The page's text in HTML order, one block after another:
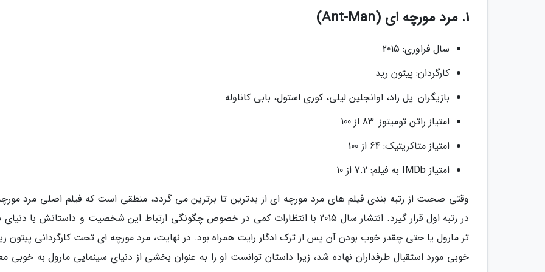
1. مرد مورچه ای (Ant-Man)
سال فراوری: 2015
کارگردان: پیتون رید
بازیگران: پل راد، اوانجلین لیلی، کوری استول، بابی کاناوله
امتیاز راتن تومیتوز: 83 از 100
امتیاز متاکریتیک: 64 از 100
امتیاز IMDb به فیلم: 7.2 از 10
وقتی صحبت از رتبه بندی فیلم های مرد مورچه ای از بدترین تا برترین می گردد، منطقی است که فیلم اصلی مرد
در رتبه اول قرار گیرد. انتشار سال 2015 با انتظارات کمی در خصوص چگونگی ارتباط این شخصیت و داستانش با
تر مارول یا حتی چقدر خوب بودن آن پس از ترک ادگار رایت همراه بود. در نهایت، مرد مورچه ای تحت کارگردانی پیتون
خوبی مورد استقبال طرفداران نهاده شد، زیرا داستان توانست او را به عنوان بخشی از دنیای سینمایی مارول به خوبی